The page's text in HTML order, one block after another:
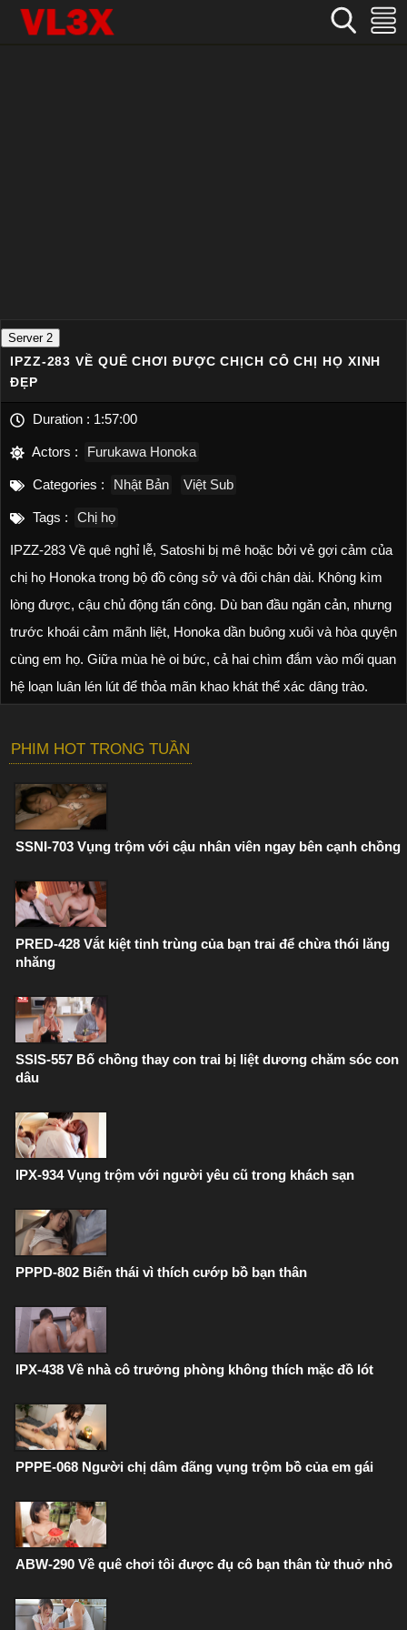
Home Nhật Bản
IPZZ-283 Về quê chơi được chịch cô chị họ xinh đẹp
Server 2
IPZZ-283 VỀ QUÊ CHƠI ĐƯỢC CHỊCH CÔ CHỊ HỌ XINH
ĐẸP
Duration : 1:57:00
Actors : Furukawa Honoka
Categories : Nhật Bản Việt Sub
Tags : Chị họ
IPZZ-283 Về quê nghỉ lễ, Satoshi bị mê hoặc bởi vẻ gợi cảm của
chị họ Honoka trong bộ đồ công sở và đôi chân dài. Không kìm
lòng được, cậu chủ động tấn công. Dù ban đầu ngăn cản, nhưng
trước khoái cảm mãnh liệt, Honoka dần buông xuôi và hòa quyện
cùng em họ. Giữa mùa hè oi bức, cả hai chìm đắm vào mối quan
hệ loạn luân lén lút để thỏa mãn khao khát thể xác dâng trào.
PHIM HOT TRONG TUẦN
SSNI-703 Vụng trộm với cậu nhân viên ngay bên cạnh chồng
PRED-428 Vắt kiệt tinh trùng của bạn trai để chừa thói lăng
nhăng
SSIS-557 Bố chồng thay con trai bị liệt dương chăm sóc con
dâu
IPX-934 Vụng trộm với người yêu cũ trong khách sạn
PPPD-802 Biến thái vì thích cướp bồ bạn thân
IPX-438 Về nhà cô trưởng phòng không thích mặc đồ lót
PPPE-068 Người chị dâm đãng vụng trộm bồ của em gái
ABW-290 Về quê chơi tôi được đụ cô bạn thân từ thuở nhỏ